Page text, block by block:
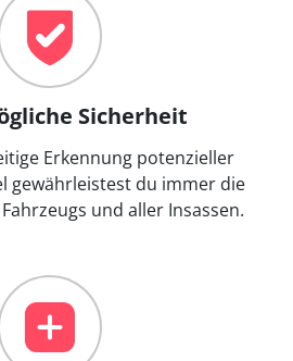
Sicherheit
Erkennung potenzieller
gewährleistest du immer die
und aller Insassen.